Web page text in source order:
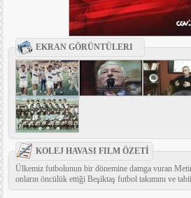
EKRAN GÖRÜNTÜLERI
KOLEJ HAVASI FILM ÖZETİ
Ülkemiz futbolunun bir dönemine damga vuran
onların öncülük ettiği Beşiktaş futbol takımını ve